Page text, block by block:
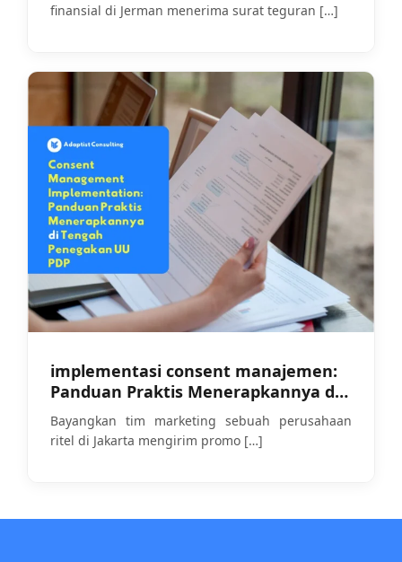
finansial di Jerman menerima surat teguran […]
implementasi consent manajemen:
Panduan Praktis Menerapkannya di
Tengah Penegakan UU PDP
Bayangkan tim marketing sebuah perusahaan
ritel di Jakarta mengirim promo […]